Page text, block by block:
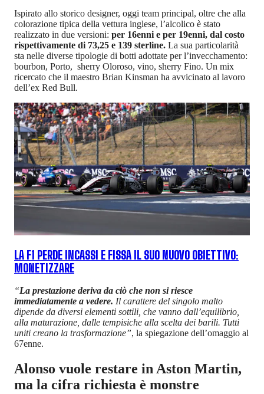
Ispirato allo storico designer, oggi team principal, oltre che alla
colorazione tipica della vettura inglese, l’alcolico è stato
realizzato in due versioni: per 16enni e per 19enni, dal costo
rispettivamente di 73,25 e 139 sterline. La sua particolarità
sta nelle diverse tipologie di botti adottate per l’invecchamento:
bourbon, Porto, sherry Oloroso, vino, sherry Fino. Un mix
ricercato che il maestro Brian Kinsman ha avvicinato al lavoro
dell’ex Red Bull.
LA F1 PERDE INCASSI E FISSA IL SUO NUOVO OBIETTIVO:
MONETIZZARE
“La prestazione deriva da ciò che non si riesce
immediatamente a vedere. Il carattere del singolo malto
dipende da diversi elementi sottili, che vanno dall’equilibrio,
alla maturazione, dalle tempisiche alla scelta dei barili. Tutti
uniti creano la trasformazione”, la spiegazione dell’omaggio al
67enne.
Alonso vuole restare in Aston Martin,
ma la cifra richiesta è monstre